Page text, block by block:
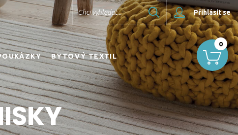
Přihlásit se
Chci vyhledat... Hledat
BYTOVÝ TEXTIL
0